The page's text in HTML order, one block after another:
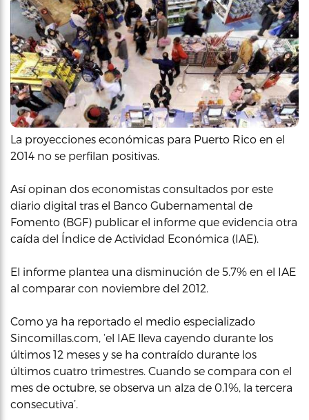
La proyecciones económicas para Puerto Rico en el
2014 no se perfilan positivas.
Así opinan dos economistas consultados por este
diario digital tras el Banco Gubernamental de
Fomento (BGF) publicar el informe que evidencia otra
caída del Índice de Actividad Económica (IAE).
El informe plantea una disminución de 5.7% en el IAE
al comparar con noviembre del 2012.
Como ya ha reportado el medio especializado
Sincomillas.com, ‘el IAE lleva cayendo durante los
últimos 12 meses y se ha contraído durante los
últimos cuatro trimestres. Cuando se compara con el
mes de octubre, se observa un alza de 0.1%, la tercera
consecutiva’.